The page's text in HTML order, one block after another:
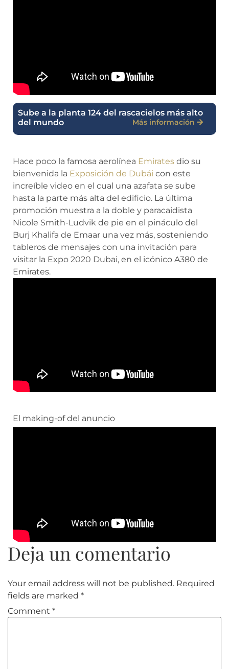
Sube a la planta 124 del rascacielos más alto
del mundo
Más información
Hace poco la famosa aerolínea Emirates dio su
bienvenida la Exposición de Dubái con este
increíble video en el cual una azafata se sube
hasta la parte más alta del edificio. La última
promoción muestra a la doble y paracaidista
Nicole Smith-Ludvik de pie en el pináculo del
Burj Khalifa de Emaar una vez más, sosteniendo
tableros de mensajes con una invitación para
visitar la Expo 2020 Dubai, en el icónico A380 de
Emirates.
El making-of del anuncio
Your email address will not be published. Required
fields are marked *
Comment *